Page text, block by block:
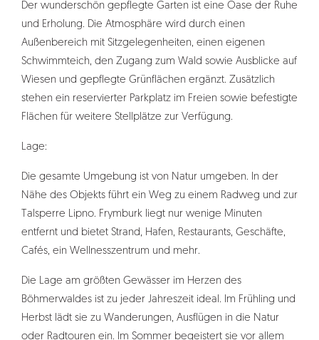
Der wunderschön gepflegte Garten ist eine Oase der Ruhe
und Erholung. Die Atmosphäre wird durch einen
Außenbereich mit Sitzgelegenheiten, einen eigenen
Schwimmteich, den Zugang zum Wald sowie Ausblicke auf
Wiesen und gepflegte Grünflächen ergänzt. Zusätzlich
stehen ein reservierter Parkplatz im Freien sowie befestigte
Flächen für weitere Stellplätze zur Verfügung.
Lage:
Die gesamte Umgebung ist von Natur umgeben. In der
Nähe des Objekts führt ein Weg zu einem Radweg und zur
Talsperre Lipno. Frymburk liegt nur wenige Minuten
entfernt und bietet Strand, Hafen, Restaurants, Geschäfte,
Cafés, ein Wellnesszentrum und mehr.
Die Lage am größten Gewässer im Herzen des
Böhmerwaldes ist zu jeder Jahreszeit ideal. Im Frühling und
Herbst lädt sie zu Wanderungen, Ausflügen in die Natur
oder Radtouren ein. Im Sommer begeistert sie vor allem